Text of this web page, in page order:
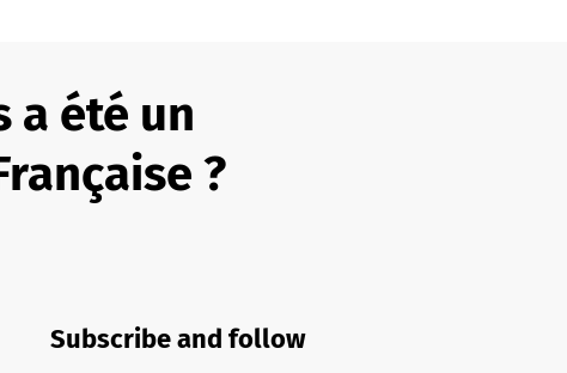
a été un
?
Subscribe and follow